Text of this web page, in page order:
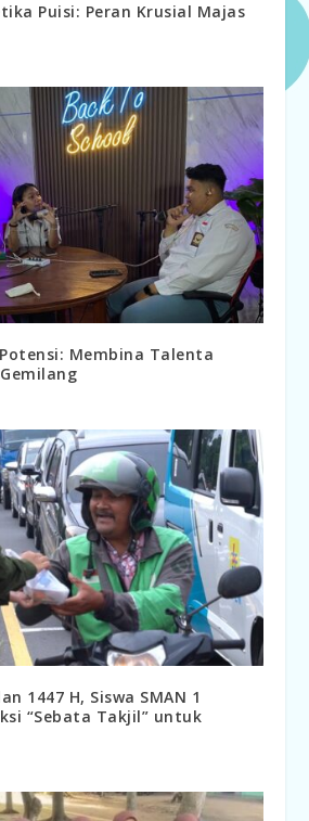
Puisi: Peran Krusial Majas
Membina Talenta
1447 H, Siswa SMAN 1
“Sebata Takjil” untuk